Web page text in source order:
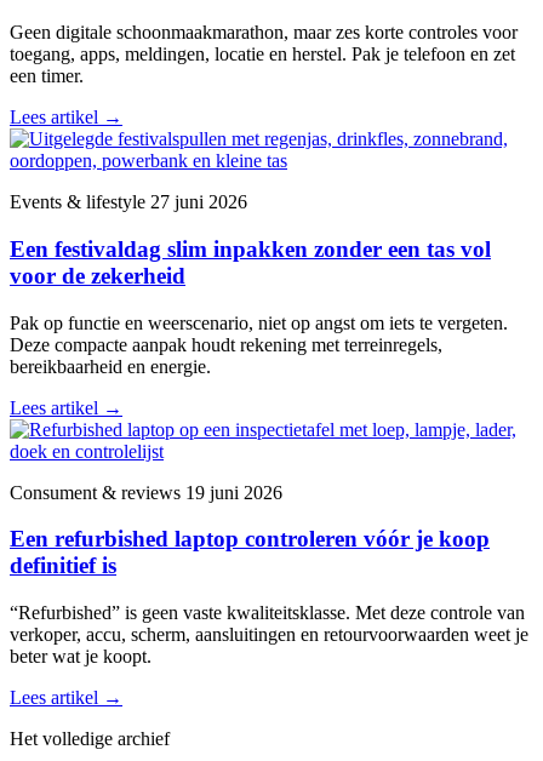
Geen digitale schoonmaakmarathon, maar zes korte controles voor
toegang, apps, meldingen, locatie en herstel. Pak je telefoon en zet
een timer.
Lees artikel →
Events & lifestyle 27 juni 2026
Een festivaldag slim inpakken zonder een tas vol
voor de zekerheid
Pak op functie en weerscenario, niet op angst om iets te vergeten.
Deze compacte aanpak houdt rekening met terreinregels,
bereikbaarheid en energie.
Lees artikel →
Consument & reviews 19 juni 2026
Een refurbished laptop controleren vóór je koop
definitief is
“Refurbished” is geen vaste kwaliteitsklasse. Met deze controle van
verkoper, accu, scherm, aansluitingen en retourvoorwaarden weet je
beter wat je koopt.
Lees artikel →
Het volledige archief